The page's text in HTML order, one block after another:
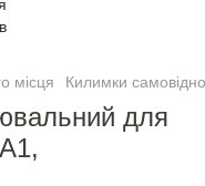
місця Килимки
для